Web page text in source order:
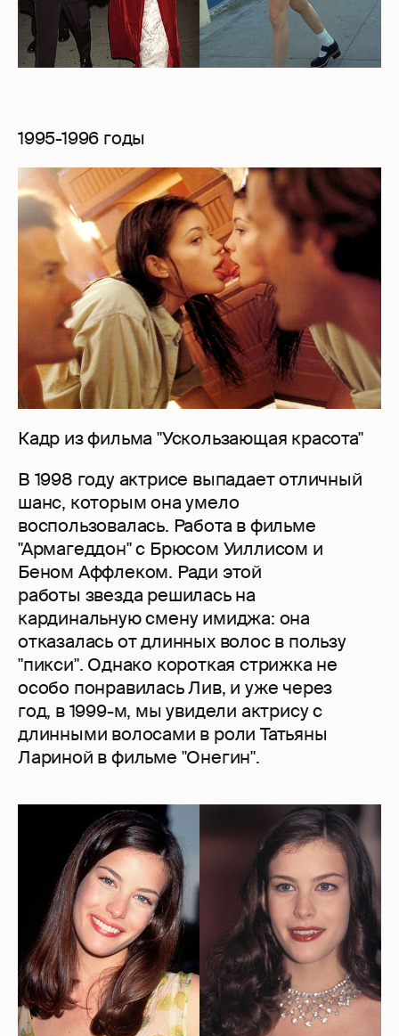
1995-1996 годы
Кадр из фильма "Ускользающая красота"
В 1998 году актрисе выпадает отличный
шанс, которым она умело
воспользовалась. Работа в фильме
"Армагеддон" с Брюсом Уиллисом и
Беном Аффлеком. Ради этой
работы звезда решилась на
кардинальную смену имиджа: она
отказалась от длинных волос в пользу
"пикси". Однако короткая стрижка не
особо понравилась Лив, и уже через
год, в 1999-м, мы увидели актрису с
длинными волосами в роли Татьяны
Лариной в фильме "Онегин".